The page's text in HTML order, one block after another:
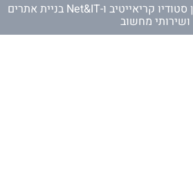
קריאייטיב ו- Net&IT בניית אתרים
ושירותי מחשוב